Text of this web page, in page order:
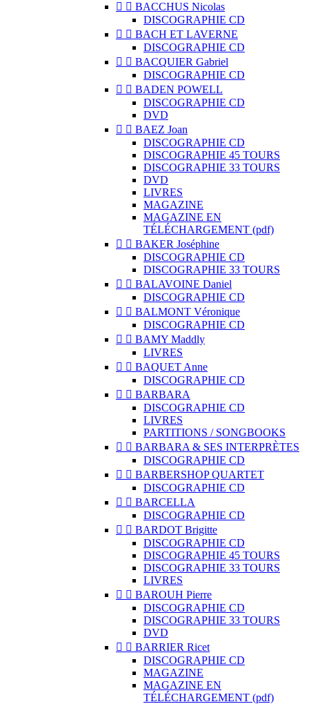
  BACCHUS Nicolas
DISCOGRAPHIE CD
  BACH ET LAVERNE
DISCOGRAPHIE CD
  BACQUIER Gabriel
DISCOGRAPHIE CD
  BADEN POWELL
DISCOGRAPHIE CD
DVD
  BAEZ Joan
DISCOGRAPHIE CD
DISCOGRAPHIE 45 TOURS
DISCOGRAPHIE 33 TOURS
DVD
LIVRES
MAGAZINE
MAGAZINE EN
TÉLÉCHARGEMENT (pdf)
  BAKER Joséphine
DISCOGRAPHIE CD
DISCOGRAPHIE 33 TOURS
  BALAVOINE Daniel
DISCOGRAPHIE CD
  BALMONT Véronique
DISCOGRAPHIE CD
  BAMY Maddly
LIVRES
  BAQUET Anne
DISCOGRAPHIE CD
  BARBARA
DISCOGRAPHIE CD
LIVRES
PARTITIONS / SONGBOOKS
  BARBARA & SES INTERPRÈTES
DISCOGRAPHIE CD
  BARBERSHOP QUARTET
DISCOGRAPHIE CD
  BARCELLA
DISCOGRAPHIE CD
  BARDOT Brigitte
DISCOGRAPHIE CD
DISCOGRAPHIE 45 TOURS
DISCOGRAPHIE 33 TOURS
LIVRES
  BAROUH Pierre
DISCOGRAPHIE CD
DISCOGRAPHIE 33 TOURS
DVD
  BARRIER Ricet
DISCOGRAPHIE CD
MAGAZINE
MAGAZINE EN
TÉLÉCHARGEMENT (pdf)